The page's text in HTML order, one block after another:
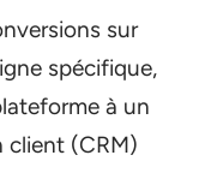
sur
spécifique,
à un
client (CRM)